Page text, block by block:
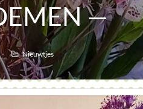
—
Nieuwtjes